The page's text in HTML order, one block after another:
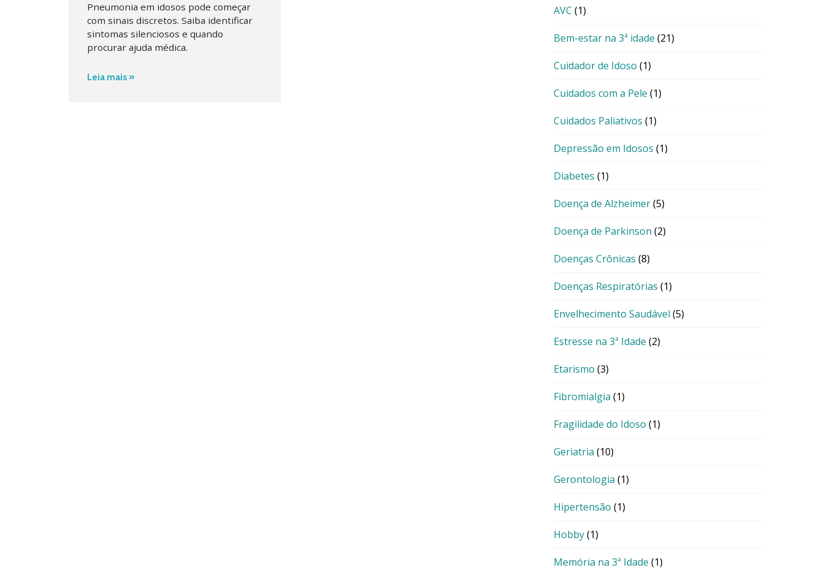
Pneumonia em idosos pode começar
com sinais discretos. Saiba identificar
sintomas silenciosos e quando
procurar ajuda médica.
Leia mais »
AVC (1)
Bem-estar na 3ª idade (21)
Cuidador de Idoso (1)
Cuidados com a Pele (1)
Cuidados Paliativos (1)
Depressão em Idosos (1)
Diabetes (1)
Doença de Alzheimer(5)
Doença de Parkinson (2)
Doenças Crônicas (8)
Doenças Respiratórias (1)
Envelhecimento Saudável (5)
Estresse na 3ª Idade (2)
Etarismo (3)
Fibromialgia (1)
Fragilidade do Idoso (1)
Geriatria (10)
Gerontologia (1)
Hipertensão (1)
Hobby(1)
Memória na 3ª Idade (1)